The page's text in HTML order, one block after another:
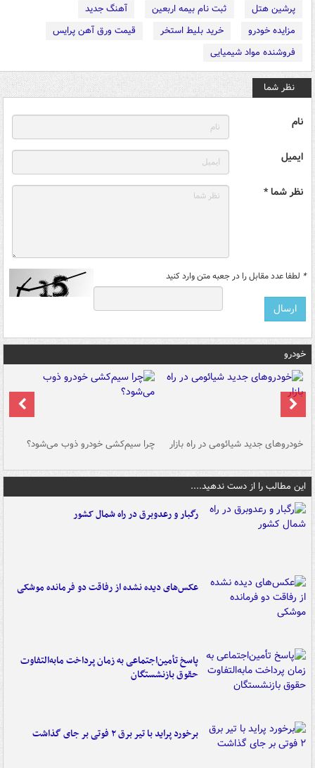
پرشین هتل
ثبت نام بیمه اربعین
آهنگ جدید
مزایده خودرو
خرید بلیط استخر
قیمت ورق آهن پرایس
فروشنده مواد شیمیایی
نظر شما
نام
ایمیل
نظر شما *
* لطفا عدد مقابل را در جعبه متن وارد کنید
خودرو
خودروهای جدید شیائومی در راه بازار چرا سیم‌کشی خودرو ذوب می‌شود؟
این مطالب را از دست ندهید....
رگبار و رعدوبرق در راه شمال کشور
عکس‌های دیده نشده از رفاقت دو فرمانده‌ موشکی
پاسخ تأمین‌اجتماعی به زمان پرداخت مابه‌التفاوت
حقوق بازنشستگان
برخورد پراید با تیر برق ۲ فوتی بر جای گذاشت